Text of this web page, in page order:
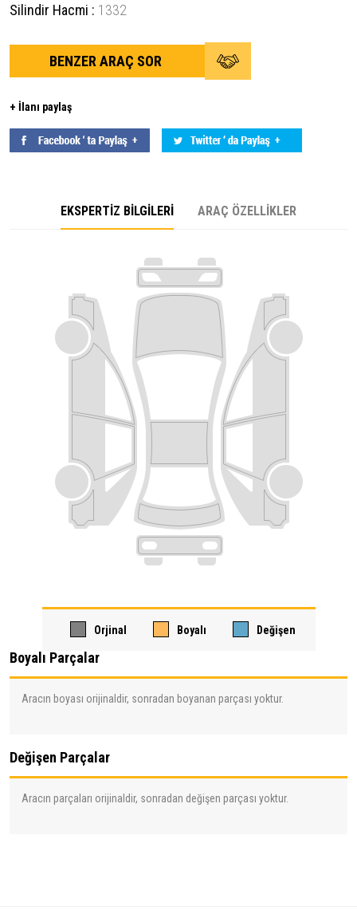
Silindir Hacmi : 1332
BENZER ARAÇ SOR
+ İlanı paylaş
EKSPERTİZ BİLGİLERİ ARAÇ ÖZELLİKLER
Orjinal Boyalı Değişen
Boyalı Parçalar
Aracın boyası orijinaldir, sonradan boyanan parçası yoktur.
Değişen Parçalar
Aracın parçaları orijinaldir, sonradan değişen parçası yoktur.